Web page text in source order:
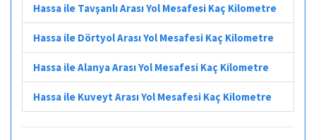
Hassa ile Tavşanlı Arası Yol Mesafesi Kaç Kilometre
Hassa ile Dörtyol Arası Yol Mesafesi Kaç Kilometre
Hassa ile Alanya Arası Yol Mesafesi Kaç Kilometre
Hassa ile Kuveyt Arası Yol Mesafesi Kaç Kilometre